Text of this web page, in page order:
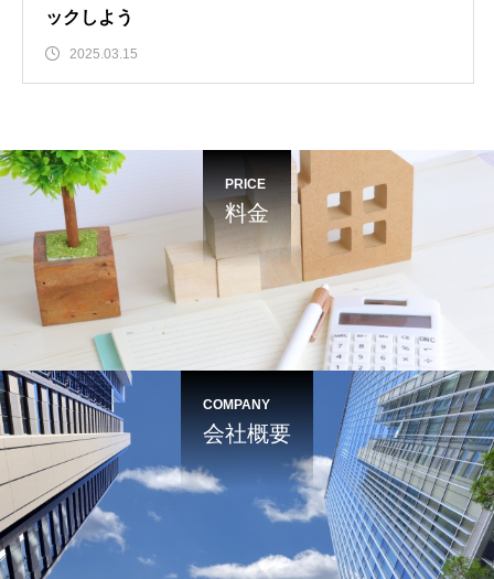
ックしよう
2025.03.15
PRICE
料金
COMPANY
会社概要